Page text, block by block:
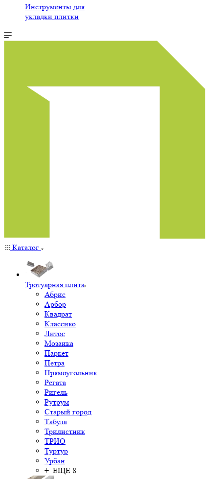
Инструменты для
укладки плитки
Каталог
Тротуарная плита
Абрис
Арбор
Квадрат
Классико
Литос
Мозаика
Паркет
Петра
Прямоугольник
Регата
Ригель
Рутрум
Старый город
Табула
Трилистник
ТРИО
Туртур
Урбан
+ ЕЩЕ 8